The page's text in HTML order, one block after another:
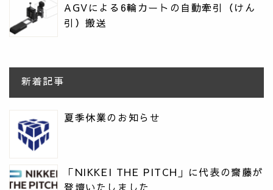
AGVによる6輪カートの自動牽引（けん
引）搬送
新着記事
夏季休業のお知らせ
「NIKKEI THE PITCH」に代表の齋藤が
登壇いたしました